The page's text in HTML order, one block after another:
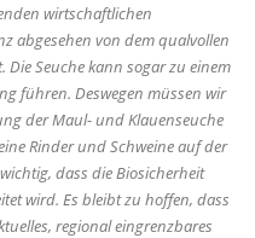
wirtschaftlichen
abgesehen von dem qualvollen
Die Seuche kann sogar zu einem
führen. Deswegen müssen wir
der Maul- und Klauenseuche
Rinder und Schweine auf der
dass die Biosicherheit
wird. Es bleibt zu hoffen, dass
regional eingrenzbares